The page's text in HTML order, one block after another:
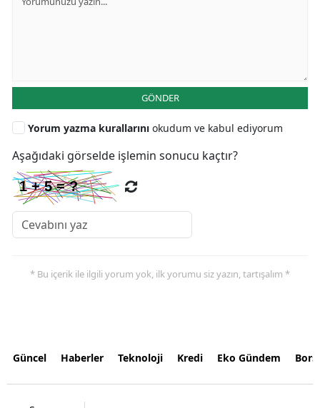
GÖNDER
Yorum yazma kurallarını okudum ve kabul ediyorum
Aşağıdaki görselde işlemin sonucu kaçtır?
* Bu içerik ile ilgili yorum yok, ilk yorumu siz yazın, tartışalım *
Güncel Haberler Teknoloji Kredi Eko Gündem